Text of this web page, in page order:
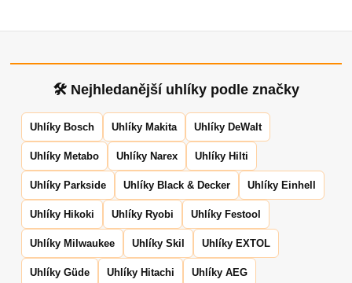
🛠 Nejhledanější uhlíky podle značky
Uhlíky Bosch Uhlíky Makita Uhlíky DeWalt
Uhlíky Metabo Uhlíky Narex Uhlíky Hilti
Uhlíky Parkside Uhlíky Black & Decker Uhlíky Einhell
Uhlíky Hikoki Uhlíky Ryobi Uhlíky Festool
Uhlíky Milwaukee Uhlíky Skil Uhlíky EXTOL
Uhlíky Güde Uhlíky Hitachi Uhlíky AEG